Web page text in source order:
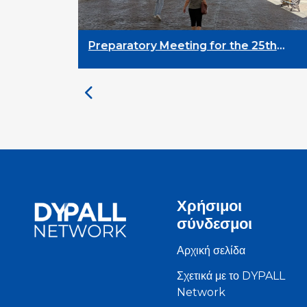
Meeting for the 25th
DYPALL
Χρήσιμοι
σύνδεσμοι
Αρχική σελίδα
Σχετικά με το DYPALL
Network